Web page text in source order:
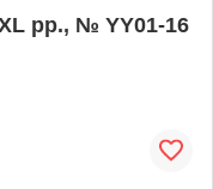
рр., № YY01-16